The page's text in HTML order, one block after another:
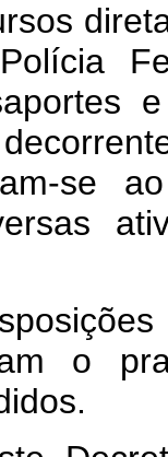
se
o